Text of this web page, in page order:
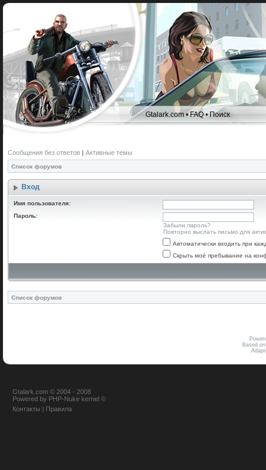
Gtalark.com •FAQ•Поиск
Сообщения без ответов | Активные темы
Список форумов
Вход
Имя пользователя:
Пароль:
Забыли пароль?
Повторно выслать письмо для
Автоматически входить при
Скрыть моё пребывание на
Список форумов
Based
Gtalark.com © 2004 - 2008
Powered by PHP-Nuke kernel ©
Контакты | Правила